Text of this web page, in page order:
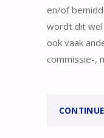
en/of
wordt dit wel
ook vaak
commissie-,